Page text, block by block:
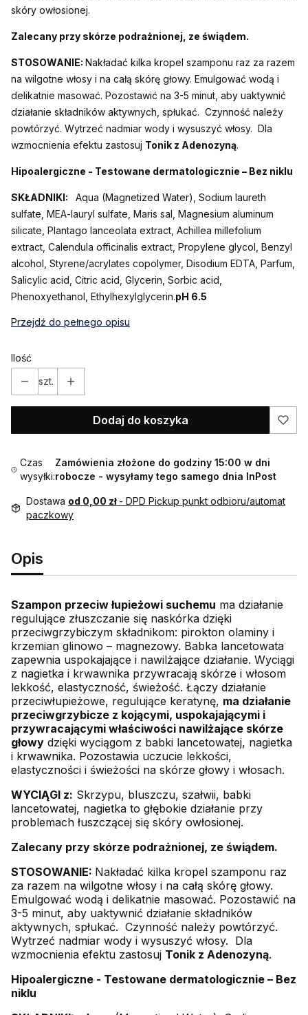
skóry owłosionej.
Zalecany przy skórze podrażnionej, ze świądem.
STOSOWANIE: Nakładać kilka kropel szamponu raz za razem
na wilgotne włosy i na całą skórę głowy. Emulgować wodą i
delikatnie masować. Pozostawić na 3-5 minut, aby uaktywnić
działanie składników aktywnych, spłukać. Czynność należy
powtórzyć. Wytrzeć nadmiar wody i wysuszyć włosy. Dla
wzmocnienia efektu zastosuj Tonik z Adenozyną.
Hipoalergiczne - Testowane dermatologicznie – Bez niklu
SKŁADNIKI:
Aqua (Magnetized Water), Sodium laureth
sulfate, MEA-lauryl sulfate, Maris sal, Magnesium aluminum
silicate, Plantago lanceolata extract, Achillea millefolium
extract, Calendula officinalis extract, Propylene glycol, Benzyl
alcohol, Styrene/acrylates copolymer, Disodium EDTA, Parfum,
Salicylic acid, Citric acid, Glycerin, Sorbic acid,
Phenoxyethanol, Ethylhexylglycerin.pH 6.5
Przejdź do pełnego opisu
Ilość
szt.
Dodaj do koszyka
Czas
wysyłki:
Zamówienia złożone do godziny 15:00 w dni
robocze - wysyłamy tego samego dnia InPost
Dostawa od 0,00 zł - DPD Pickup punkt odbioru/automat
paczkowy
Opis
Szampon przeciw łupieżowi suchemu ma działanie
regulujące złuszczanie się naskórka dzięki
przeciwgrzybiczym składnikom: pirokton olaminy i
krzemian glinowo – magnezowy. Babka lancetowata
zapewnia uspokajające i nawilżające działanie. Wyciągi
z nagietka i krwawnika przywracają skórze i włosom
lekkość, elastyczność, świeżość. Łączy działanie
przeciwłupieżowe, regulujące keratynę, ma działanie
przeciwgrzybicze z kojącymi, uspokajającymi i
przywracającymi właściwości nawilżające skórze
głowy dzięki wyciągom z babki lancetowatej, nagietka
i krwawnika. Pozostawia uczucie lekkości,
elastyczności i świeżości na skórze głowy i włosach.
WYCIĄGI z: Skrzypu, bluszczu, szałwii, babki
lancetowatej, nagietka to głębokie działanie przy
problemach łuszczącej się skóry owłosionej.
Zalecany przy skórze podrażnionej, ze świądem.
STOSOWANIE: Nakładać kilka kropel szamponu raz
za razem na wilgotne włosy i na całą skórę głowy.
Emulgować wodą i delikatnie masować. Pozostawić na
3-5 minut, aby uaktywnić działanie składników
aktywnych, spłukać. Czynność należy powtórzyć.
Wytrzeć nadmiar wody i wysuszyć włosy. Dla
wzmocnienia efektu zastosuj Tonik z Adenozyną.
Hipoalergiczne - Testowane dermatologicznie – Bez
niklu